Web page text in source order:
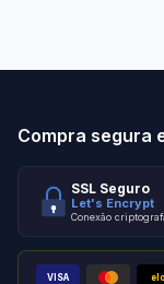
Compra segura
SSL Seguro
Let's Encrypt
Conexão
VISA elo